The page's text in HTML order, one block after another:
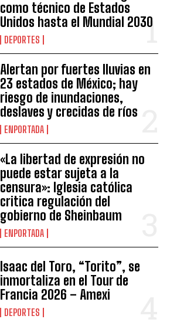
como técnico de Estados
Unidos hasta el Mundial 2030
DEPORTES
Alertan por fuertes lluvias en
23 estados de México; hay
riesgo de inundaciones,
deslaves y crecidas de ríos
ENPORTADA
«La libertad de expresión no
puede estar sujeta a la
censura»: Iglesia católica
critica regulación del
gobierno de Sheinbaum
ENPORTADA
Isaac del Toro, “Torito”, se
inmortaliza en el Tour de
Francia 2026 – Amexi
DEPORTES